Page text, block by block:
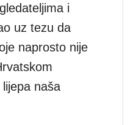
i
uz tezu da
naprosto nije
naša